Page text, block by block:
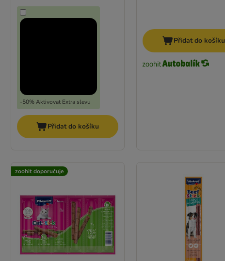
-50% Aktivovat Extra slevu
Přidat do košíku
Přidat do košíku
zoohit doporučuje